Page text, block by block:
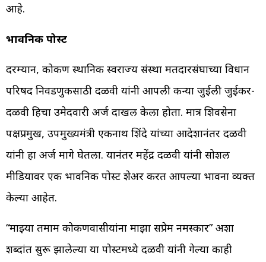
आहे.
भावनिक पोस्ट
दरम्यान, कोकण स्थानिक स्वराज्य संस्था मतदारसंघाच्या विधान
परिषद निवडणुकीसाठी दळवी यांनी आपली कन्या जुईली जुईकर-
दळवी हिचा उमेदवारी अर्ज दाखल केला होता. मात्र शिवसेना
पक्षप्रमुख, उपमुख्यमंत्री एकनाथ शिंदे यांच्या आदेशानंतर दळवी
यांनी हा अर्ज मागे घेतला. यानंतर महेंद्र दळवी यांनी सोशल
मीडियावर एक भावनिक पोस्ट शेअर करत आपल्या भावना व्यक्त
केल्या आहेत.
“माझ्या तमाम कोकणवासीयांना माझा सप्रेम नमस्कार” अशा
शब्दांत सुरू झालेल्या या पोस्टमध्ये दळवी यांनी गेल्या काही